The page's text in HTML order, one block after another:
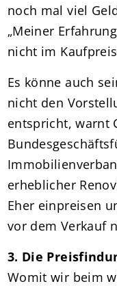
noch mal viel
„Meiner
nicht im
Es könne auch
nicht den
entspricht, warnt
erheblicher
Eher einpreisen
vor dem Verkauf
3. Die
Womit wir beim